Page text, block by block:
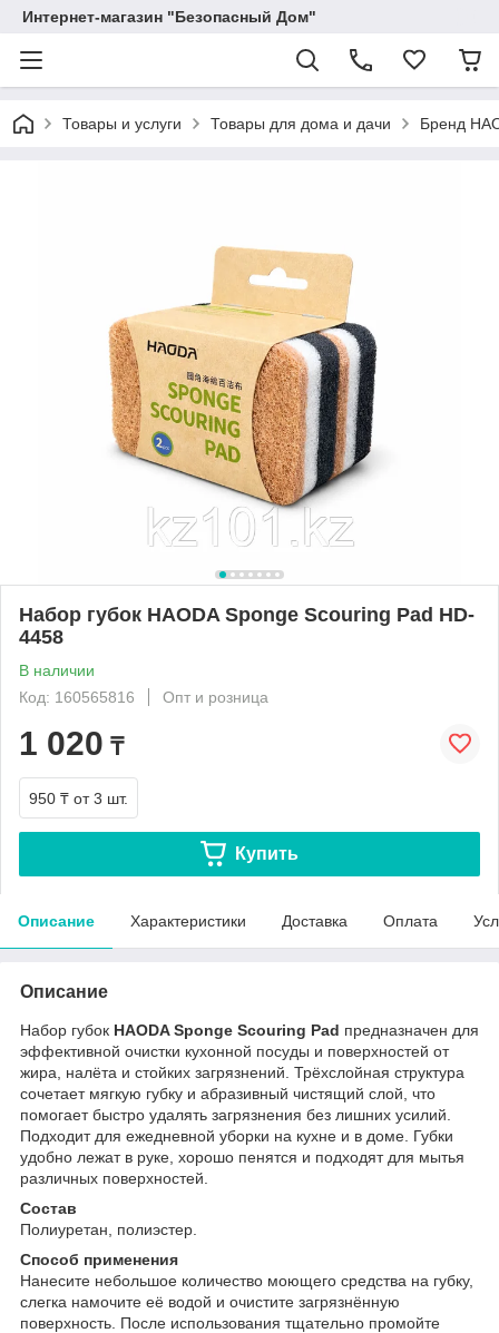
Интернет-магазин "Безопасный Дом"
Товары и услуги Товары для дома и дачи Бренд
Набор губок HAODA Sponge Scouring Pad HD-
4458
В наличии
Код: 160565816
Опт и розница
1 020 ₸
950 ₸ от 3 шт.
Купить
Описание Характеристики Доставка Оплата
Описание
Набор губок HAODA Sponge Scouring Pad предназначен для
эффективной очистки кухонной посуды и поверхностей от
жира, налёта и стойких загрязнений. Трёхслойная структура
сочетает мягкую губку и абразивный чистящий слой, что
помогает быстро удалять загрязнения без лишних усилий.
Подходит для ежедневной уборки на кухне и в доме. Губки
удобно лежат в руке, хорошо пенятся и подходят для мытья
различных поверхностей.
Состав
Полиуретан, полиэстер.
Способ применения
Нанесите небольшое количество моющего средства на губку,
слегка намочите её водой и очистите загрязнённую
поверхность. После использования тщательно промойте